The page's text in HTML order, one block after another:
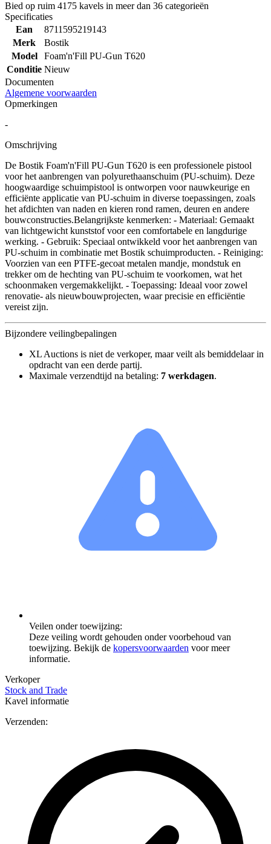
Bied op ruim 4175 kavels in meer dan 36 categorieën
Specificaties
Ean
8711595219143
Merk
Bostik
Model
Foam'n'Fill PU-Gun T620
Conditie Nieuw
Documenten
Algemene voorwaarden
Opmerkingen
-
Omschrijving
De Bostik Foam'n'Fill PU-Gun T620 is een professionele pistool
voor het aanbrengen van polyurethaanschuim (PU-schuim). Deze
hoogwaardige schuimpistool is ontworpen voor nauwkeurige en
efficiënte applicatie van PU-schuim in diverse toepassingen, zoals
het afdichten van naden en kieren rond ramen, deuren en andere
bouwconstructies.​ Belangrijkste kenmerken: - Materiaal: Gemaakt
van lichtgewicht kunststof voor een comfortabele en langdurige
werking. - Gebruik: Speciaal ontwikkeld voor het aanbrengen van
PU-schuim in combinatie met Bostik schuimproducten. - Reiniging:
Voorzien van een PTFE-gecoat metalen mandje, mondstuk en
trekker om de hechting van PU-schuim te voorkomen, wat het
schoonmaken vergemakkelijkt. - Toepassing: Ideaal voor zowel
renovatie- als nieuwbouwprojecten, waar precisie en efficiëntie
vereist zijn.
Bijzondere veilingbepalingen
XL Auctions is niet de verkoper, maar veilt als bemiddelaar in
opdracht van een derde partij.
Maximale verzendtijd na betaling: 7 werkdagen.
Veilen onder toewijzing:
Deze veiling wordt gehouden onder voorbehoud van
toewijzing. Bekijk de kopersvoorwaarden voor meer
informatie.
Verkoper
Stock and Trade
Kavel informatie
Verzenden: